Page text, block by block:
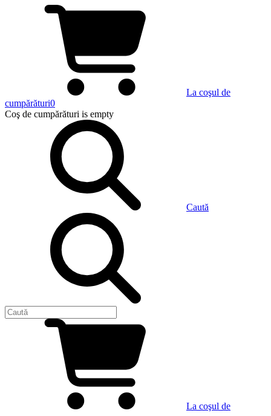
La coşul de
cumpărături0
Coş de cumpărături is empty
Caută
La coşul de